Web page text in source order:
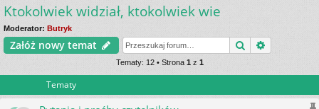
K
_L
IN
Ktokolwiek widział, ktokolwiek wie
Moderator: Butryk
Załóż nowy temat Szukaj
Tematy: 12 • Strona 1 z 1
Tematy